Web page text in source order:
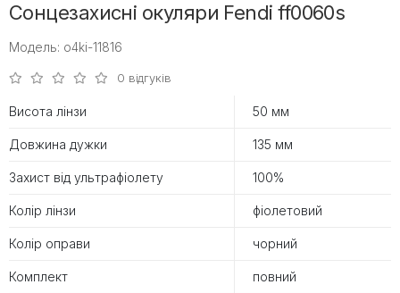
Сонцезахисні окуляри Fendi ff0060s
Модель: o4ki-11816
0 відгуків
Висота лінзи 50 мм
Довжина дужки 135 мм
Захист від ультрафіолету 100%
Колір лінзи фіолетовий
Колір оправи чорний
Комплект повний